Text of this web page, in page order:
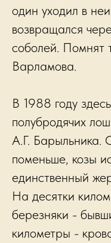
один уходил в
возвращался
соболей. Помнят
Варламова.
В 1988 году
полубродячих
А.Г. Барыльника.
поменьше, козы
единственный
На десятки
березняки -
километры -